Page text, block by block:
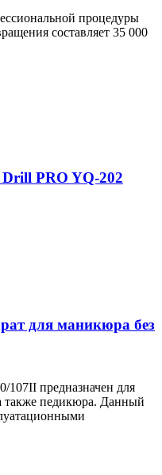
процедуры
составляет 35 000
PRO YQ-202
для маникюра без
107II предназначен для
также педикюра. Данный